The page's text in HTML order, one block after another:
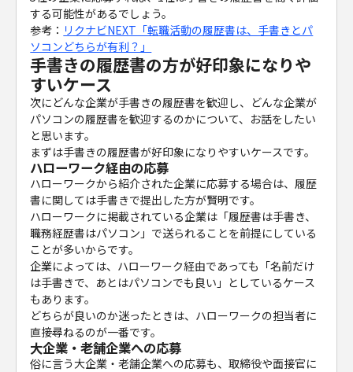
する可能性があるでしょう。
参考： リクナビNEXT「転職活動の履歴書は、手書きとパ
ソコンどちらが有利？」
手書きの履歴書の方が好印象になりや
すいケース
次にどんな企業が手書きの履歴書を歓迎し、どんな企業が
パソコンの履歴書を歓迎するのかについて、お話をしたい
と思います。
まずは手書きの履歴書が好印象になりやすいケースです。
ハローワーク経由の応募
ハローワークから紹介された企業に応募する場合は、履歴
書に関しては手書きで提出した方が賢明です。
ハローワークに掲載されている企業は「履歴書は手書き、
職務経歴書はパソコン」で送られることを前提にしている
ことが多いからです。
企業によっては、ハローワーク経由であっても「名前だけ
は手書きで、あとはパソコンでも良い」としているケース
もあります。
どちらが良いのか迷ったときは、ハローワークの担当者に
直接尋ねるのが一番です。
大企業・老舗企業への応募
俗に言う大企業・老舗企業への応募も、取締役や面接官に